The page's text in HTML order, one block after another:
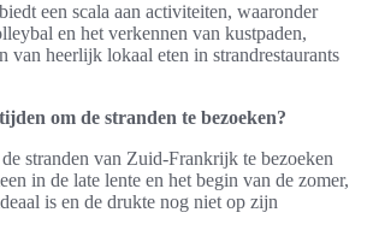
een scala aan activiteiten, waaronder
en het verkennen van kustpaden,
van heerlijk lokaal eten in strandrestaurants
om de stranden te bezoeken?
stranden van Zuid-Frankrijk te bezoeken
in de late lente en het begin van de zomer,
is en de drukte nog niet op zijn